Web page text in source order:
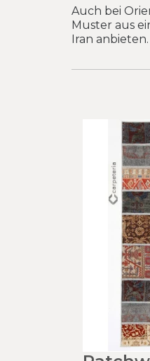
Auch bei
Muster aus
Iran